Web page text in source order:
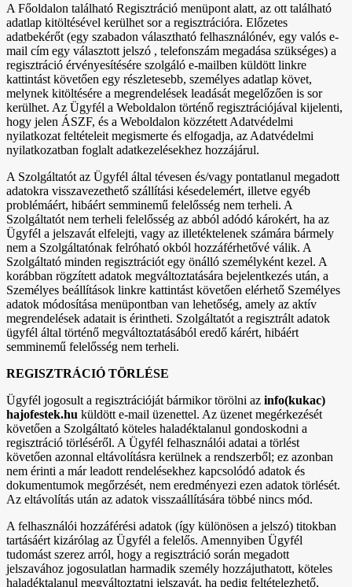
A Főoldalon található Regisztráció menüpont alatt, az ott található
adatlap kitöltésével kerülhet sor a regisztrációra. Előzetes
adatbekérőt (egy szabadon választható felhasználónév, egy valós e-
mail cím egy választott jelszó , telefonszám megadása szükséges) a
regisztráció érvényesítésére szolgáló e-mailben küldött linkre
kattintást követően egy részletesebb, személyes adatlap követ,
melynek kitöltésére a megrendelések leadását megelőzően is sor
kerülhet. Az Ügyfél a Weboldalon történő regisztrációjával kijelenti,
hogy jelen ÁSZF, és a Weboldalon közzétett Adatvédelmi
nyilatkozat feltételeit megismerte és elfogadja, az Adatvédelmi
nyilatkozatban foglalt adatkezelésekhez hozzájárul.
A Szolgáltatót az Ügyfél által tévesen és/vagy pontatlanul megadott
adatokra visszavezethető szállítási késedelemért, illetve egyéb
problémáért, hibáért semminemű felelősség nem terheli. A
Szolgáltatót nem terheli felelősség az abból adódó károkért, ha az
Ügyfél a jelszavát elfelejti, vagy az illetéktelenek számára bármely
nem a Szolgáltatónak felróható okból hozzáférhetővé válik. A
Szolgáltató minden regisztrációt egy önálló személyként kezel. A
korábban rögzített adatok megváltoztatására bejelentkezés után, a
Személyes beállítások linkre kattintást követően elérhető Személyes
adatok módosítása menüpontban van lehetőség, amely az aktív
megrendelések adatait is érintheti. Szolgáltatót a regisztrált adatok
ügyfél által történő megváltoztatásából eredő kárért, hibáért
semminemű felelősség nem terheli.
REGISZTRÁCIÓ TÖRLÉSE
Ügyfél jogosult a regisztrációját bármikor törölni az info(kukac)
hajofestek.hu küldött e-mail üzenettel. Az üzenet megérkezését
követően a Szolgáltató köteles haladéktalanul gondoskodni a
regisztráció törléséről. A Ügyfél felhasználói adatai a törlést
követően azonnal eltávolításra kerülnek a rendszerből; ez azonban
nem érinti a már leadott rendelésekhez kapcsolódó adatok és
dokumentumok megőrzését, nem eredményezi ezen adatok törlését.
Az eltávolítás után az adatok visszaállítására többé nincs mód.
A felhasználói hozzáférési adatok (így különösen a jelszó) titokban
tartásáért kizárólag az Ügyfél a felelős. Amennyiben Ügyfél
tudomást szerez arról, hogy a regisztráció során megadott
jelszavához jogosulatlan harmadik személy hozzájuthatott, köteles
haladéktalanul megváltoztatni jelszavát, ha pedig feltételezhető,